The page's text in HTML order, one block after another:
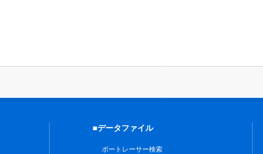
■データファイル
ボートレーサー検索